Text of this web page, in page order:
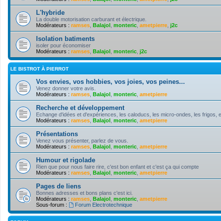
L'hybride
La double motorisation carburant et électrique.
Modérateurs : ramses Balajol monteric ametpierre j2c
Isolation batiments
isoler pour économiser
Modérateurs : ramses Balajol monteric j2c
LE BISTROT À PIERROT
Vos envies, vos hobbies, vos joies, vos peines...
Venez donner votre avis.
Modérateurs : ramses Balajol monteric ametpierre
Recherche et développement
Echange d'idées et d'expériences, les caloducs, les micro-ondes, les frigos,
Modérateurs : ramses Balajol monteric ametpierre
Présentations
Venez vous présenter, parlez de vous.
Modérateurs : ramses Balajol monteric ametpierre
Humour et rigolade
Rien que pour nous faire rire, c'est bon enfant et c'est ça qui compte
Modérateurs : ramses Balajol monteric ametpierre
Pages de liens
Bonnes adresses et bons plans c'est ici.
Modérateurs : ramses Balajol monteric ametpierre
Sous-forum :
Forum Electrotechnique